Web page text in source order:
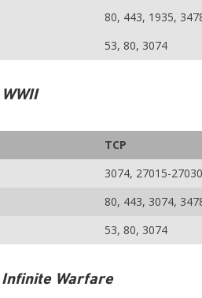
80, 443, 1935,
53, 80, 3074
TCP
3074, 27015-
80, 443, 3074,
53, 80, 3074
Infinite Warfare